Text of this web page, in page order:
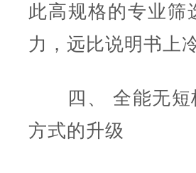
此高规格的专业筛
力，远比说明书上
四、 全能无短
方式的升级